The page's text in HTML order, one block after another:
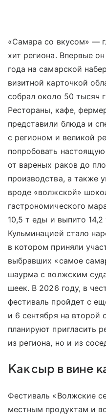
«Самара со вкусом» —
хит региона. Впервые
года на самарской
визитной карточкой
собрал около 50 тысяч
Рестораны, кафе,
представили блюда и
с регионом и великой
попробовать
от вареных раков до
производства, а также
вроде «волжской»
гастрономического
10,5 т еды и выпито
Кульминацией стало
в котором приняли
выбравших «самое
шаурма с волжским
шеек. В 2026 году, в
фестиваль пройдет с
и 6 сентября на второй
планируют пригласить
из региона, но и из
Как сыр в вине
Фестиваль «Волжские
местным продуктам и